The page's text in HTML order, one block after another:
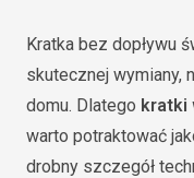
Kratka bez dopływu
skutecznej wymiany,
domu. Dlatego kratki
warto potraktować
drobny szczegół